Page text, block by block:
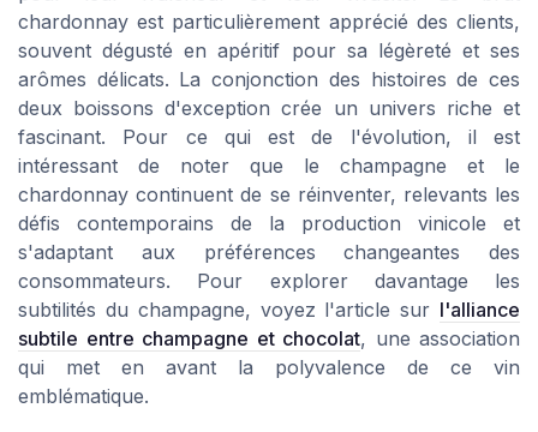
chardonnay est particulièrement apprécié des clients,
souvent dégusté en apéritif pour sa légèreté et ses
arômes délicats. La conjonction des histoires de ces
deux boissons d'exception crée un univers riche et
fascinant. Pour ce qui est de l'évolution, il est
intéressant de noter que le champagne et le
chardonnay continuent de se réinventer, relevants les
défis contemporains de la production vinicole et
s'adaptant aux préférences changeantes des
consommateurs. Pour explorer davantage les
subtilités du champagne, voyez l'article sur l'alliance
subtile entre champagne et chocolat, une association
qui met en avant la polyvalence de ce vin
emblématique.